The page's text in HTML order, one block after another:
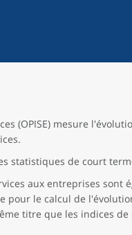
(OPISE) mesure
statistiques de court
aux entreprises sont
pour le calcul de
titre que les indices de